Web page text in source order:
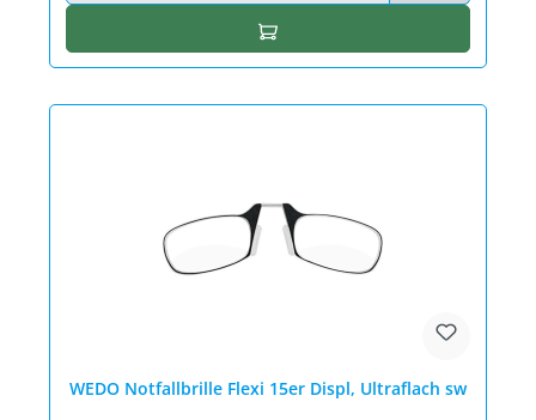
In den Warenkorb
WEDO Notfallbrille Flexi 15er Displ, Ultraflach sw